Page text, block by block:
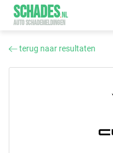
SCHADES.NL
AUTO SCHADEMELDINGEN
terug naar resultaten